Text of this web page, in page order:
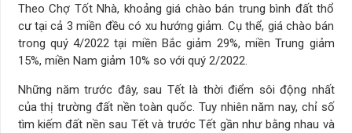
Theo Chợ Tốt Nhà, khoảng giá chào bán trung bình đất thổ
cư tại cả 3 miền đều có xu hướng giảm. Cụ thể, giá chào bán
trong quý 4/2022 tại miền Bắc giảm 29%, miền Trung giảm
15%, miền Nam giảm 10% so với quý 2/2022.​
Những năm trước đây, sau Tết là thời điểm sôi động nhất
của thị trường đất nền toàn quốc. Tuy nhiên năm nay, chỉ số
tìm kiếm đất nền sau Tết và trước Tết gần như bằng nhau và